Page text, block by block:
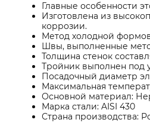
Главные особенности
Изготовлена из
коррозии.
Метод холодной
Швы, выполненные
Толщина стенок
Тройник выполнен под
Посадочный диаметр
Максимальная
Основной материал:
Марка стали: AISI 430
Страна производства: